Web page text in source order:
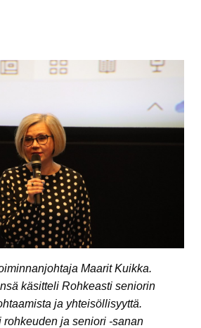
Maarit Kuikka.
käsitteli Rohkeasti seniorin
ja yhteisöllisyyttä.
ja seniori -sanan